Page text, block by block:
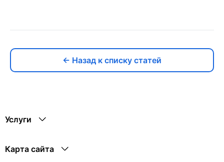
← Назад к списку статей
Услуги
Карта сайта